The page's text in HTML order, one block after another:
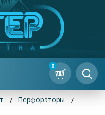
0
Перфораторы